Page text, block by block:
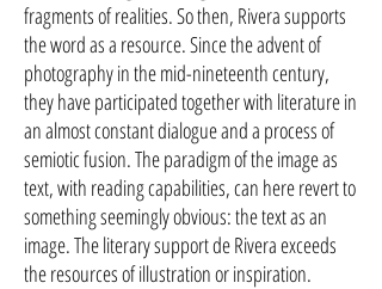
fragments of realities. So then, Rivera supports
the word as a resource. Since the advent of
photography in the mid-nineteenth century,
they have participated together with literature in
an almost constant dialogue and a process of
semiotic fusion. The paradigm of the image as
text, with reading capabilities, can here revert to
something seemingly obvious: the text as an
image. The literary support de Rivera exceeds
the resources of illustration or inspiration.